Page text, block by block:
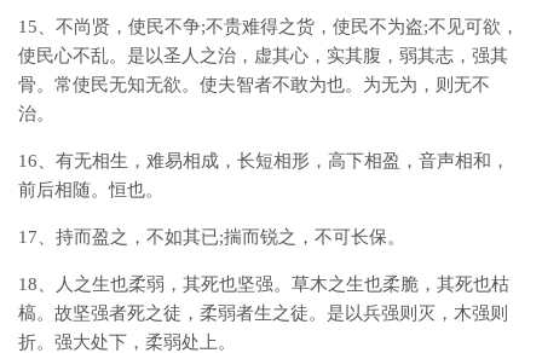
15、不尚贤，使民不争;不贵难得之货，使民不为盗;不见可欲，
使民心不乱。是以圣人之治，虚其心，实其腹，弱其志，强其
骨。常使民无知无欲。使夫智者不敢为也。为无为，则无不
治。
16、有无相生，难易相成，长短相形，高下相盈，音声相和，
前后相随。恒也。
17、持而盈之，不如其已;揣而锐之，不可长保。
18、人之生也柔弱，其死也坚强。草木之生也柔脆，其死也枯
槁。故坚强者死之徒，柔弱者生之徒。是以兵强则灭，木强则
折。强大处下，柔弱处上。